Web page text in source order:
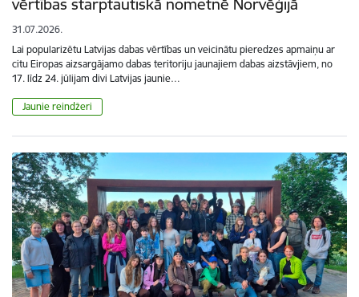
31.07.2026.
Lai popularizētu Latvijas dabas vērtības un veicinātu pieredzes apmaiņu ar
citu Eiropas aizsargājamo dabas teritoriju jaunajiem dabas aizstāvjiem, no
17. līdz 24. jūlijam divi Latvijas jaunie…
Jaunie reindžeri